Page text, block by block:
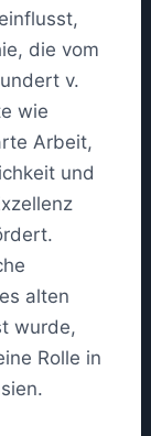
die vom
v.
wie
Arbeit,
und
alten
wurde,
Rolle in